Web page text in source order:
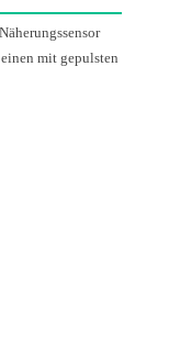
mit gepulsten